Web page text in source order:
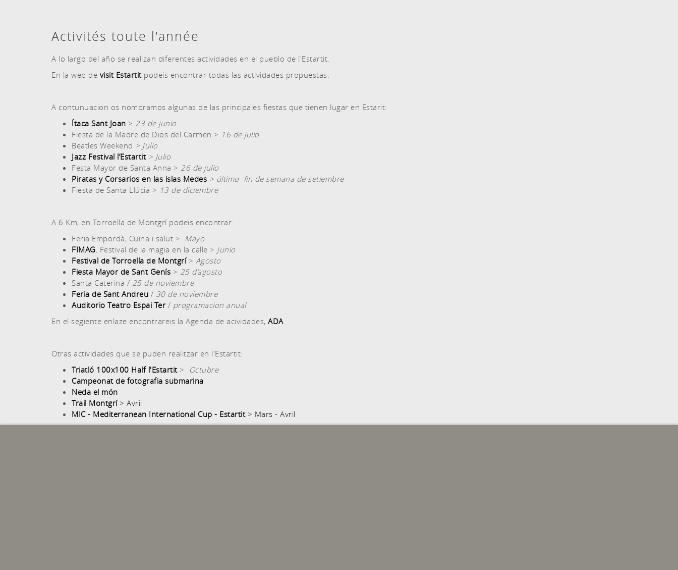
Activités toute l'année
A lo largo del año se realizan diferentes actividades en el pueblo de l'Estartit.
En la web de visit Estartitpodeis encontrar todas las actividades propuestas.
A contunuacion os nombramos algunas de las principales fiestas que tienen lugar en Estarit:
Ítaca Sant Joan > 23 de junio
Fiesta de la Madre de Dios del Carmen > 16 de julio
Beatles Weekend > Julio
Jazz Festival l’Estartit> Julio
Festa Mayor de Santa Anna > 26 de julio
Piratas y Corsarios en las islas Medes > último fin de semana de setiembre
Fiesta de Santa Llúcia > 13 de diciembre
A 6 Km, en Torroella de Montgrí podeis encontrar:
Feria Empordà, Cuina i salut > Mayo
FIMAG, Festival de la magia en la calle > Junio
Festival de Torroella de Montgrí> Agosto
Fiesta Mayor de Sant Genís > 25 d’agosto
Santa Caterina / 25 de noviembre
Feria de Sant Andreu / 30 de noviembre
Auditorio Teatro Espai Ter/ programacion anual
En el segiente enlaze encontrareis la Agenda de acividades, ADA
Otras actividades que se puden realitzar en l'Estartit:
Triatló 100x100 Half l'Estartit >
Octubre
Campeonat de fotografia submarina
Neda el món
Trail Montgrí> Avril
MIC - Mediterranean International Cup - Estartit > Mars - Avril